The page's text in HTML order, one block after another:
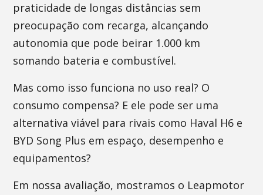
praticidade de longas distâncias sem
preocupação com recarga, alcançando
autonomia que pode beirar 1.000 km
somando bateria e combustível.
Mas como isso funciona no uso real? O
consumo compensa? E ele pode ser uma
alternativa viável para rivais como Haval H6 e
BYD Song Plus em espaço, desempenho e
equipamentos?
Em nossa avaliação, mostramos o Leapmotor